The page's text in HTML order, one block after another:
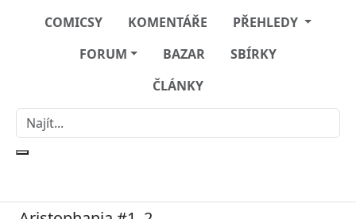
COMICSY KOMENTÁŘE
PŘEHLEDY
FORUM
BAZAR
SBÍRKY
ČLÁNKY